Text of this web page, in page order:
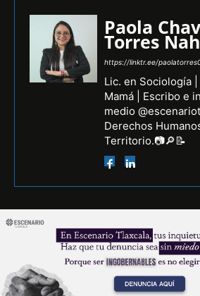
Paola
Torres
https://linktr.ee/
Lic. en Sociología |
Mamá | Escribo e
medio
Derechos
Territorio.📷🔎📝